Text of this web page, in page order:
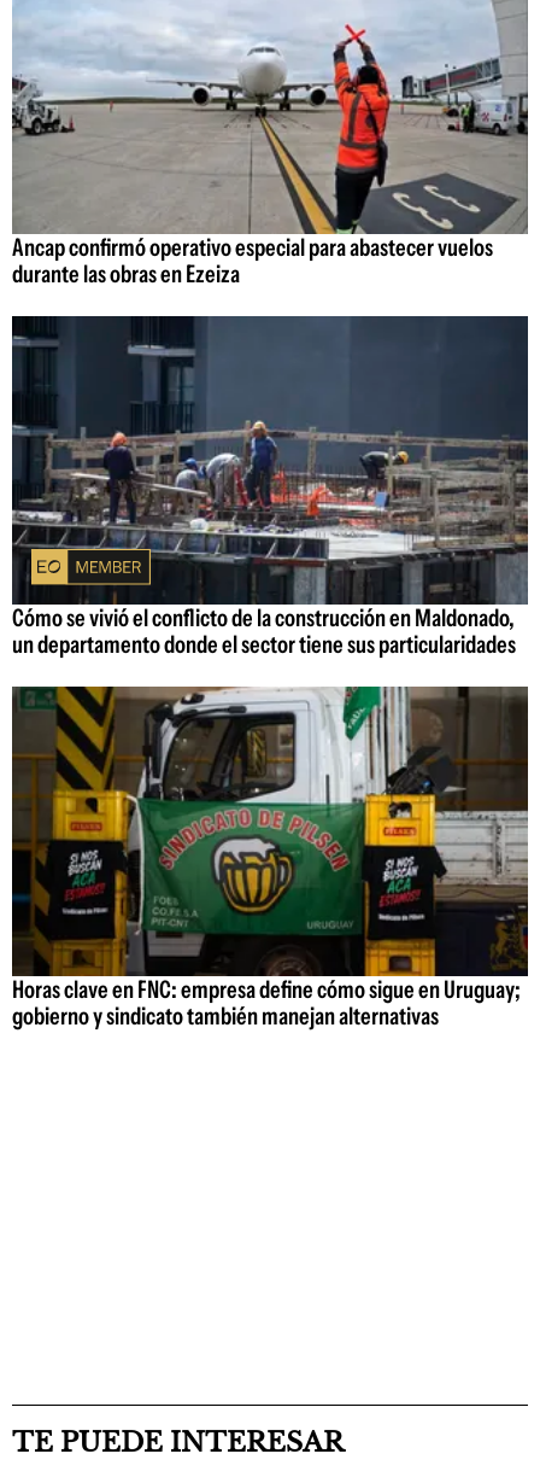
Ancap confirmó operativo especial para abastecer vuelos
durante las obras en Ezeiza
Cómo se vivió el conflicto de la construcción en Maldonado,
un departamento donde el sector tiene sus particularidades
Horas clave en FNC: empresa define cómo sigue en Uruguay;
gobierno y sindicato también manejan alternativas
TE PUEDE INTERESAR